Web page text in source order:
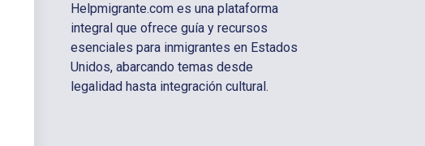
Helpmigrante.com es una plataforma
integral que ofrece guía y recursos
esenciales para inmigrantes en Estados
Unidos, abarcando temas desde
legalidad hasta integración cultural.